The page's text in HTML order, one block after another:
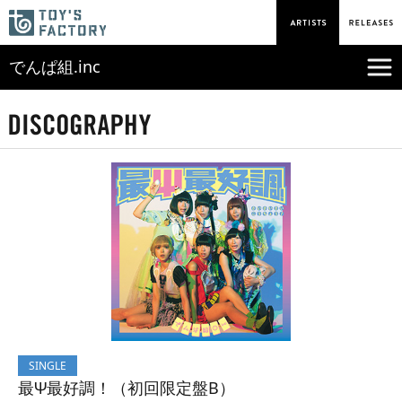
でんぱ組.inc
SINGLE
最Ψ最好調！（初回限定盤B）